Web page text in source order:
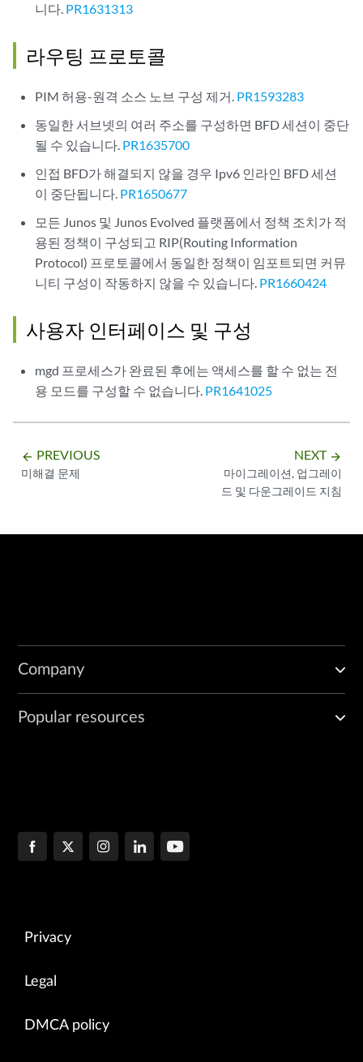
니다. PR1631313
라우팅 프로토콜
PIM 허용-원격 소스 노브 구성 제거. PR1593283
동일한 서브넷의 여러 주소를 구성하면 BFD 세션이 중단
될 수 있습니다. PR1635700
인접 BFD가 해결되지 않을 경우 Ipv6 인라인 BFD 세션
이 중단됩니다. PR1650677
모든 Junos 및 Junos Evolved 플랫폼에서 정책 조치가 적
용된 정책이 구성되고 RIP(Routing Information
Protocol) 프로토콜에서 동일한 정책이 임포트되면 커뮤
니티 구성이 작동하지 않을 수 있습니다. PR1660424
사용자 인터페이스 및 구성
mgd 프로세스가 완료된 후에는 액세스를 할 수 없는 전
용 모드를 구성할 수 없습니다. PR1641025
arrow_backward PREVIOUS
미해결 문제
NEXT arrow_forward
마이그레이션, 업그레이
드 및 다운그레이드 지침
Company
Popular resources
Privacy
Legal
DMCA policy